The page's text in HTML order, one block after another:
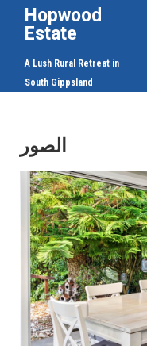
Hopwood
Estate
A Lush Rural Retreat in
South Gippsland
المزرعة في Hopwood Estate - السياحة الزراعية /
مزرعة في كورومبورا
المزرعة في Hopwood Estate - السياحة الزراعية /
مزرعة في كورومبورا
المزرعة في Hopwood Estate - السياحة الزراعية /
مزرعة في كورومبورا
المزرعة في Hopwood Estate - السياحة الزراعية /
مزرعة في كورومبورا
المزرعة في Hopwood Estate - السياحة الزراعية /
مزرعة في كورومبورا
المزرعة في Hopwood Estate - السياحة الزراعية /
مزرعة في كورومبورا
المزرعة في Hopwood Estate - السياحة الزراعية /
مزرعة في كورومبورا
الصور